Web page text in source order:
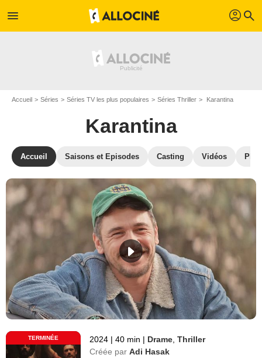
menu profil search
Accueil Séries Séries TV les plus populaires Séries Thriller Karantina
Karantina
Accueil Saisons et Episodes Casting Vidéos
TERMINÉE 2024 | 40 min | Drame ,Thriller
Créée par Adi Hasak